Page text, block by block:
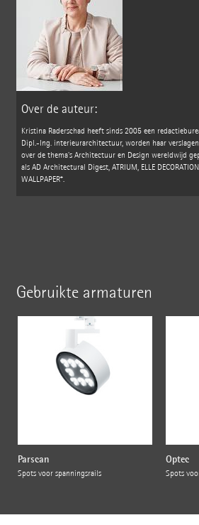
Over de auteur:
Kristina Raderschad heeft sinds 2005 een
Dipl.-Ing. interieurarchitectuur, worden haar
over de thema's Architectuur en Design wereldwijd
als AD Architectural Digest, ATRIUM, ELLE
WALLPAPER*.
Gebruikte armaturen
Parscan
Spots voor spanningsrails
Optec
Spots